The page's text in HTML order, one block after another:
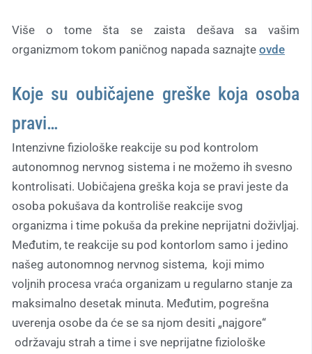
Više o tome šta se zaista dešava sa vašim
organizmom tokom paničnog napada saznajte ovde
Koje su oubičajene greške koja osoba
pravi…
Intenzivne fiziološke reakcije su pod kontrolom
autonomnog nervnog sistema i ne možemo ih svesno
kontrolisati. Uobičajena greška koja se pravi jeste da
osoba pokušava da kontroliše reakcije svog
organizma i time pokuša da prekine neprijatni doživljaj.
Međutim, te reakcije su pod kontorlom samo i jedino
našeg autonomnog nervnog sistema, koji mimo
voljnih procesa vraća organizam u regularno stanje za
maksimalno desetak minuta. Međutim, pogrešna
uverenja osobe da će se sa njom desiti „najgore“
održavaju strah a time i sve neprijatne fiziološke